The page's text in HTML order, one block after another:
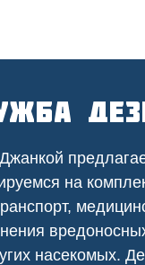
на
,
насекомых.